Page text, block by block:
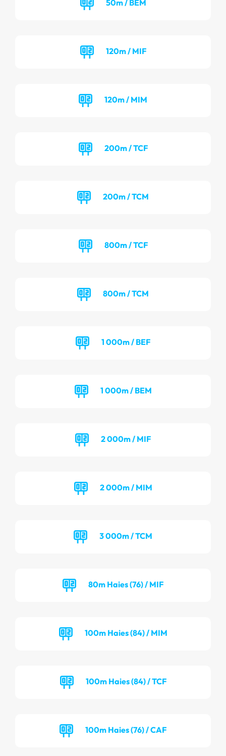
50m / BEM
120m / MIF
120m / MIM
200m / TCF
200m / TCM
800m / TCF
800m / TCM
1 000m / BEF
1 000m / BEM
2 000m / MIF
2 000m / MIM
3 000m / TCM
80m Haies (76) / MIF
100m Haies (84) / MIM
100m Haies (84) / TCF
100m Haies (76) / CAF